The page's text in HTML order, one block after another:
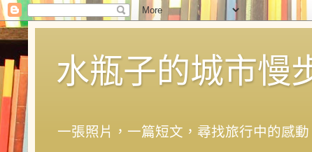
水瓶子的城市慢
一張照片，一篇短文，尋找旅行中的感動